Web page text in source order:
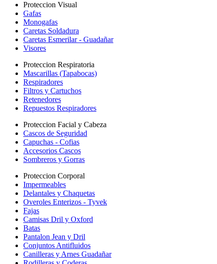
Proteccion Visual
Gafas
Monogafas
Caretas Soldadura
Caretas Esmerilar - Guadañar
Visores
Proteccion Respiratoria
Mascarillas (Tapabocas)
Respiradores
Filtros y Cartuchos
Retenedores
Repuestos Respiradores
Proteccion Facial y Cabeza
Cascos de Seguridad
Capuchas - Cofias
Accesorios Cascos
Sombreros y Gorras
Proteccion Corporal
Impermeables
Delantales y Chaquetas
Overoles Enterizos - Tyvek
Fajas
Camisas Dril y Oxford
Batas
Pantalon Jean y Dril
Conjuntos Antifluidos
Canilleras y Arnes Guadañar